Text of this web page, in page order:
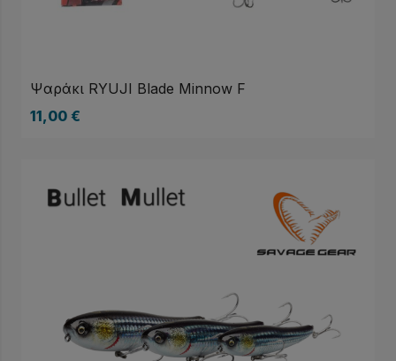
Ψαράκι RYUJI Blade Minnow F
11,00 €